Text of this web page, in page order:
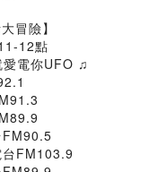
冒險】
12點
電你UFO ♫
FM90.5
FM103.9